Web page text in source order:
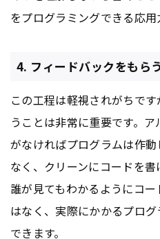
をプログラミングできる応用
4. フィードバックをもらう
この工程は軽視されがちで
うことは非常に重要です。
がなければプログラムは作
なく、クリーンにコードを書
誰が見てもわかるようにコ
はなく、実際にかかるプロ
できます。